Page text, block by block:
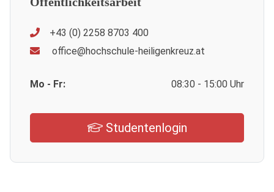
+43 (0) 2258 8703 400
office@hochschule-heiligenkreuz.at
Mo - Fr: 08:30 - 15:00 Uhr
Studentenlogin